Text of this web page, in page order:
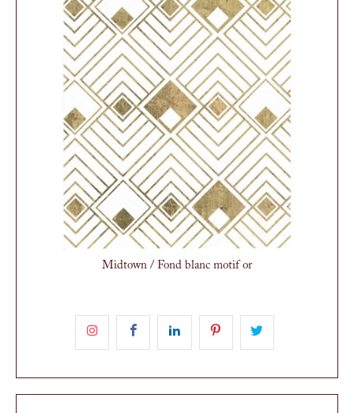
Midtown / Fond blanc motif or